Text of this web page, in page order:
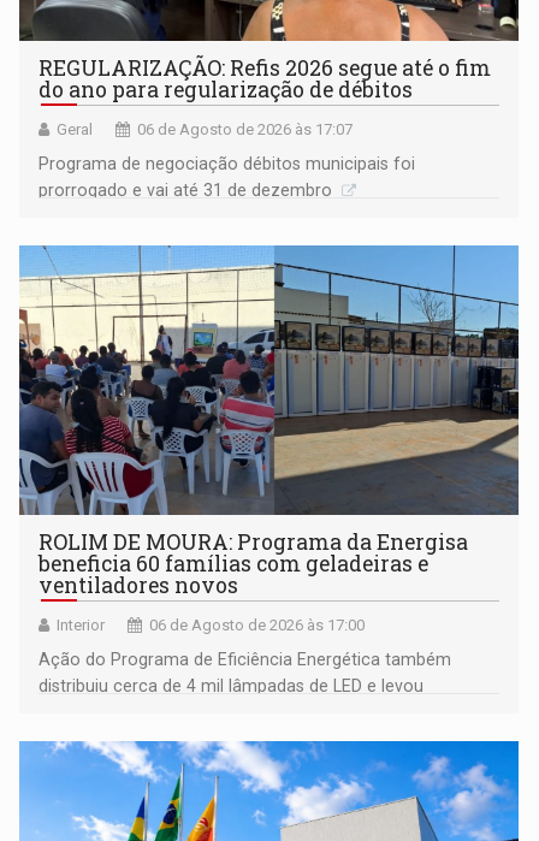
REGULARIZAÇÃO: Refis 2026 segue até o fim
do ano para regularização de débitos
Geral 06 de Agosto de 2026 às 17:07
Programa de negociação débitos municipais foi
prorrogado e vai até 31 de dezembro
ROLIM DE MOURA: Programa da Energisa
beneficia 60 famílias com geladeiras e
ventiladores novos
Interior 06 de Agosto de 2026 às 17:00
Ação do Programa de Eficiência Energética também
distribuiu cerca de 4 mil lâmpadas de LED e levou
comunidade